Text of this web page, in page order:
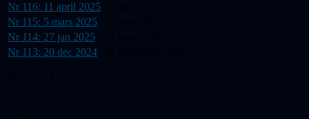
Nr 116: 11 april 2025
Nr 115: 5 mars 2025
Nr 114: 27 jan 2025
Nr 113: 20 dec 2024